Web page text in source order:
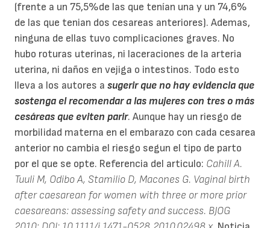
(frente a un 75,5%de las que tenían una y un 74,6%
de las que tenian dos cesareas anteriores). Ademas,
ninguna de ellas tuvo complicaciones graves. No
hubo roturas uterinas, ni laceraciones de la arteria
uterina, ni daños en vejiga o intestinos. Todo esto
lleva a los autores a sugerir que no hay evidencia que
sostenga el recomendar a las mujeres con tres o más
cesáreas que eviten parir. Aunque hay un riesgo de
morbilidad materna en el embarazo con cada cesarea
anterior no cambia el riesgo segun el tipo de parto
por el que se opte. Referencia del articulo: Cahill A.
Tuuli M, Odibo A, Stamilio D, Macones G. Vaginal birth
after caesarean for women with three or more prior
caesareans: assessing safety and success. BJOG